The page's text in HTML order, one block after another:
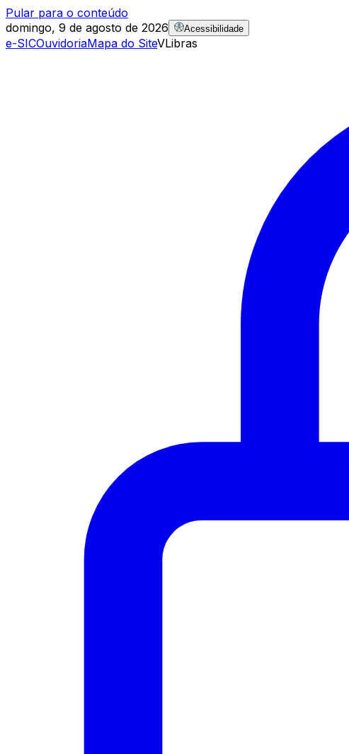
Pular para o conteúdo
domingo, 9 de agosto de 2026
Acessibilidade
e-SICOuvidoriaMapa do SiteVLibras